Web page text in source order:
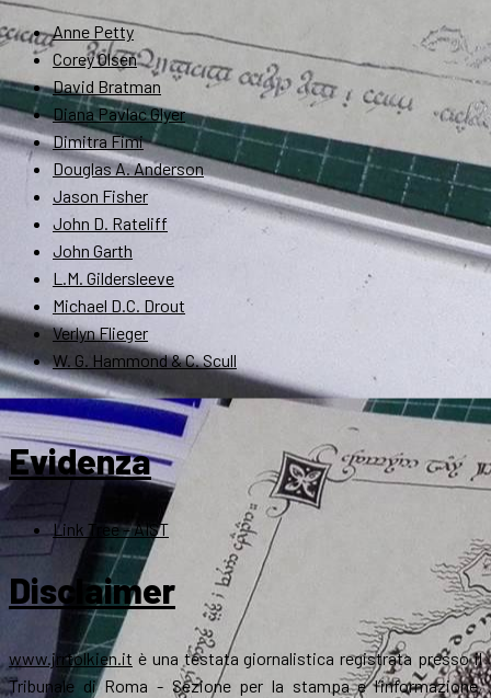
Anne Petty
Corey Olsen
David Bratman
Diana Pavlac Glyer
Dimitra Fimi
Douglas A. Anderson
Jason Fisher
John D. Rateliff
John Garth
L.M. Gildersleeve
Michael D.C. Drout
Verlyn Flieger
W. G. Hammond & C. Scull
Evidenza
Link Tree – AIST
Disclaimer
www.jrrtolkien.it è una testata giornalistica registrata presso il
Tribunale di Roma - Sezione per la stampa e l’informazione,